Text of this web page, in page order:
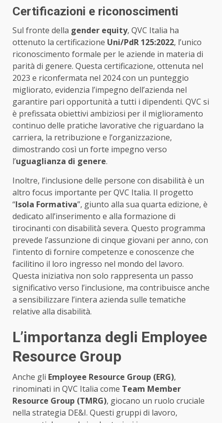
Certificazioni e riconoscimenti
Sul fronte della gender equity, QVC Italia ha
ottenuto la certificazione Uni/PdR 125:2022, l’unico
riconoscimento formale per le aziende in materia di
parità di genere. Questa certificazione, ottenuta nel
2023 e riconfermata nel 2024 con un punteggio
migliorato, evidenzia l’impegno dell’azienda nel
garantire pari opportunità a tutti i dipendenti. QVC si
è prefissata obiettivi ambiziosi per il miglioramento
continuo delle pratiche lavorative che riguardano la
carriera, la retribuzione e l’organizzazione,
dimostrando così un forte impegno verso
l’uguaglianza di genere.
Inoltre, l’inclusione delle persone con disabilità è un
altro focus importante per QVC Italia. Il progetto
“Isola Formativa”, giunto alla sua quarta edizione, è
dedicato all’inserimento e alla formazione di
tirocinanti con disabilità severa. Questo programma
prevede l’assunzione di cinque giovani per anno, con
l’intento di fornire competenze e conoscenze che
facilitino il loro ingresso nel mondo del lavoro.
Questa iniziativa non solo rappresenta un passo
significativo verso l’inclusione, ma contribuisce anche
a sensibilizzare l’intera azienda sulle tematiche
relative alla disabilità.
L’importanza degli Employee
Resource Group
Anche gli Employee Resource Group (ERG),
rinominati in QVC Italia come Team Member
Resource Group (TMRG), giocano un ruolo cruciale
nella strategia DE&I. Questi gruppi di lavoro,